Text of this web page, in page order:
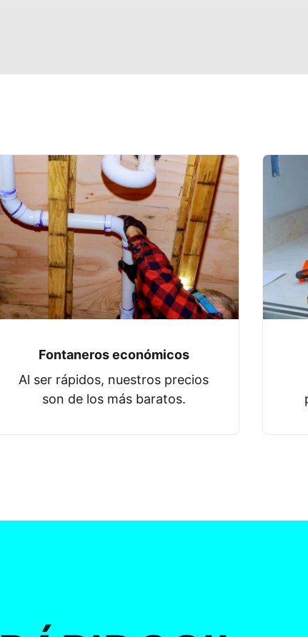
Fontaneros económicos
Al ser rápidos, nuestros precios
son de los más baratos.